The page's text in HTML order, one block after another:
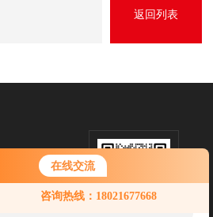
在线交流
咨询热线：18021677668
您好！欢迎前来咨询，很高兴为您
服务，请问您要咨询什么问题呢？
返回列表